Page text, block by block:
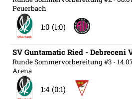
Peuerbach
1:0 (1:0)
SV Guntamatic Ried - Debreceni
Runde Sommervorbereitung #3 -
Arena
1:4 (0:1)